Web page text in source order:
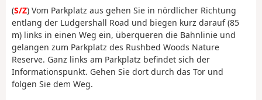
(S/Z) Vom Parkplatz aus gehen Sie in nördlicher Richtung
entlang der Ludgershall Road und biegen kurz darauf (85
m) links in einen Weg ein, überqueren die Bahnlinie und
gelangen zum Parkplatz des Rushbed Woods Nature
Reserve. Ganz links am Parkplatz befindet sich der
Informationspunkt. Gehen Sie dort durch das Tor und
folgen Sie dem Weg.